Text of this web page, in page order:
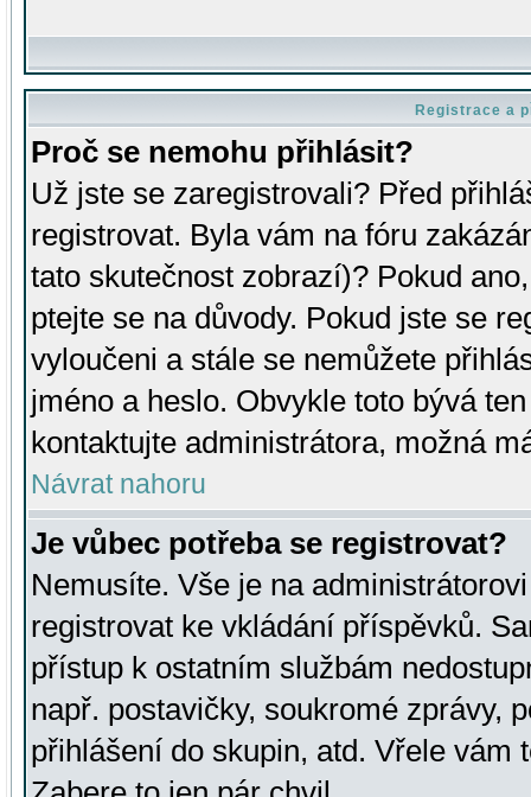
Registrace a
Proč se nemohu přihlásit?
Už jste se zaregistrovali? Před
registrovat. Byla vám na fóru
tato skutečnost zobrazí)? Pokud
ptejte se na důvody. Pokud jste se
vyloučeni a stále se nemůžete
jméno a heslo. Obvykle toto bývá
kontaktujte administrátora, možná
Návrat nahoru
Je vůbec potřeba se registrovat?
Nemusíte. Vše je na
registrovat ke vkládání příspěvků.
přístup k ostatním službám
např. postavičky, soukromé zprávy,
přihlášení do skupin, atd. Vřele vám